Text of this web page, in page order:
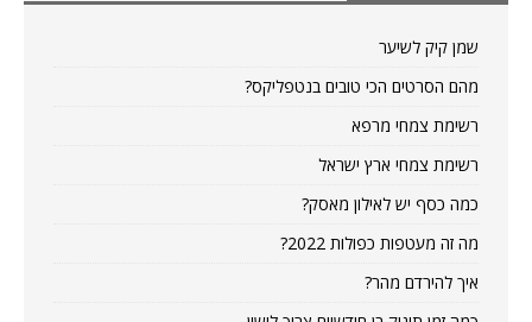
שמן קיק לשיער
מהם הסרטים הכי טובים בנטפליקס?
רשימת צמחי מרפא
רשימת צמחי ארץ ישראל
כמה כסף יש לאילון מאסק?
מה זה מעטפות כפולות 2022?
איך להירדם מהר?